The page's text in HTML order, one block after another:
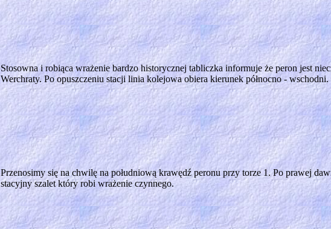
Stosowna i robiąca wrażenie bardzo historycznej tabliczka informuje że peron jest
Werchraty. Po opuszczeniu stacji linia kolejowa obiera kierunek północno - wschodni.
Przenosimy się na chwilę na południową krawędź peronu przy torze 1. Po prawej
stacyjny szalet który robi wrażenie czynnego.